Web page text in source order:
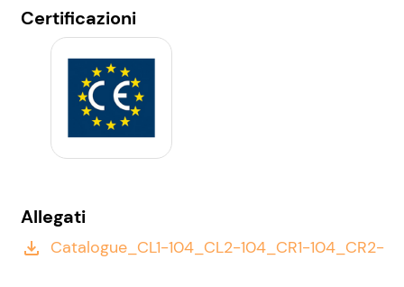
Certificazioni
Allegati
file_download Catalogue_CL1-104_CL2-104_CR1-104_CR2-